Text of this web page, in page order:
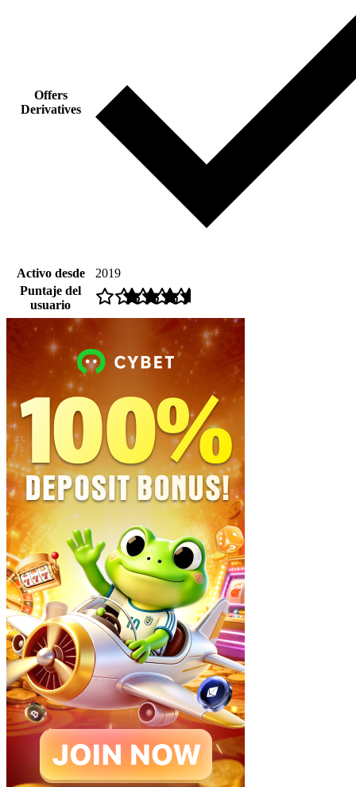
Offers
Derivatives
Activo desde
2019
Puntaje del
usuario